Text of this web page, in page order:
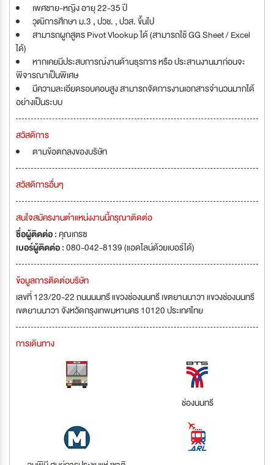
เพศชาย-หญิง อายุ 22-35 ปี
วุฒิการศึกษา ม.3 , ปวช. , ปวส. ขึ้นไป
สามารถผูกสูตร Pivot Vlookup ได้ (สามารถใช้ GG Sheet / Excel
ได้)
หากเคยมีประสบการณ์งานด้านธุรการ หรือ ประสานงานมาก่อนจะ
พิจารณาเป็นพิเศษ
มีความละเอียดรอบคอบสูง สามารถจัดการงานเอกสารจำนวนมากได้
อย่างเป็นระบบ
สวัสดิการ
ตามข้อตกลงของบริษัท
สวัสดิการอื่นๆ
สนใจสมัครงานตำแหน่งงานนี้กรุณาติดต่อ
ชื่อผู้ติดต่อ :คุณเกรซ
เบอร์ผู้ติดต่อ :080-042-8139 (แอดไลน์ด้วยเบอร์ได้)
ข้อมูลการติดต่อบริษัท
เลขที่ 123/20-22 ถนนนนทรี แขวงช่องนนทรี เขตยานนาวา แขวงช่องนนทรี
เขตยานนาวา จังหวัดกรุงเทพมหานคร 10120 ประเทศไทย
การเดินทาง
ช่องนนทรี